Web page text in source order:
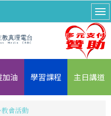
加油 學習課程 主日講道
教會活動